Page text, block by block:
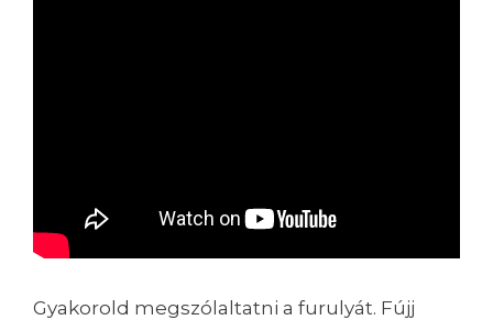
Gyakorold megszólaltatni a furulyát. Fújj